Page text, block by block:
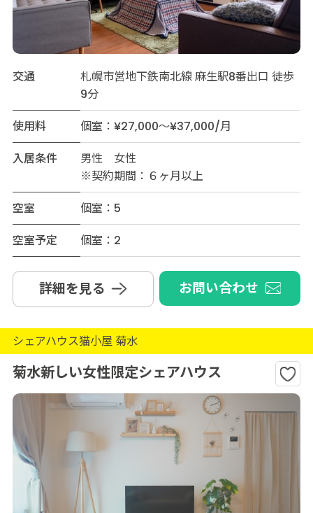
交通
札幌市営地下鉄南北線 麻生駅8番出口 徒歩
9分
使用料
個室：¥27,000～¥37,000/月
入居条件
男性 女性
※契約期間：６ヶ月以上
空室
個室：5
空室予定
個室：2
詳細を見る お問い合わせ
シェアハウス猫小屋 菊水
菊水新しい女性限定シェアハウス